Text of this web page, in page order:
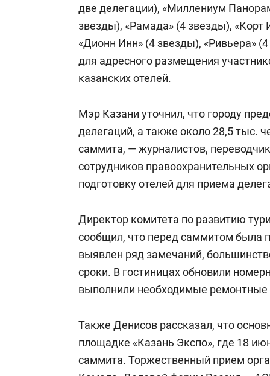
две делегации), «Миллениум
звезды), «Рамада» (4 звезды), «Корт
«Дионн Инн» (4 звезды), «Ривьера»
для адресного размещения
казанских отелей.
Мэр Казани уточнил, что городу
делегаций, а также около 28,5 тыс.
саммита, — журналистов,
сотрудников правоохранительных
подготовку отелей для приема
Директор комитета по развитию
сообщил, что перед саммитом была
выявлен ряд замечаний,
сроки. В гостиницах обновили
выполнили необходимые
Также Денисов рассказал, что
площадке «Казань Экспо», где 18
саммита. Торжественный прием